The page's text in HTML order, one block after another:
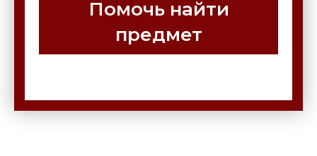
Помочь найти
предмет